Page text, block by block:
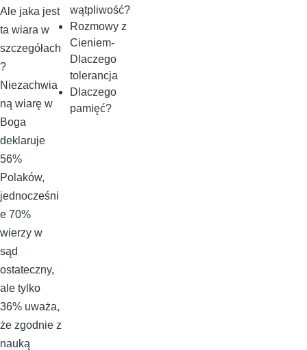
Ale jaka jest
ta wiara w
szczegółach
?
Niezachwia
ną wiarę w
Boga
deklaruje
56%
Polaków,
jednocześni
e 70%
wierzy w
sąd
ostateczny,
ale tylko
36% uważa,
że zgodnie z
nauką
wątpliwość?
Rozmowy z
Cieniem-
Dlaczego
tolerancja
Dlaczego
pamięć?